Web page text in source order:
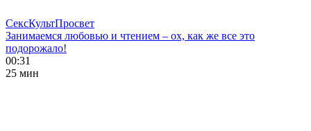
СексКультПросвет
Занимаемся любовью и чтением – ох, как же все это
подорожало!
00:31
25 мин